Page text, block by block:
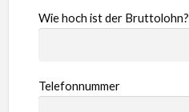
Wie hoch ist der Bruttolohn?
Telefonnummer